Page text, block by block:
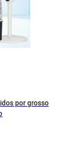
por grosso